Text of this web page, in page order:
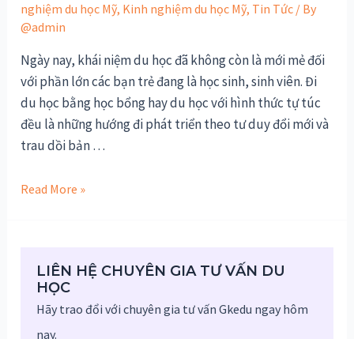
nghiệm du học Mỹ, Kinh nghiệm du học Mỹ, Tin Tức / By
@admin
Ngày nay, khái niệm du học đã không còn là mới mẻ đối
với phần lớn các bạn trẻ đang là học sinh, sinh viên. Đi
du học bằng học bổng hay du học với hình thức tự túc
đều là những hướng đi phát triển theo tư duy đổi mới và
trau dồi bản …
Học
Các
điều
Read More »
LIÊN HỆ CHUYÊN GIA TƯ VẤN DU
HỌC
Hãy trao đổi với chuyên gia tư vấn Gkedu ngay hôm
nay.